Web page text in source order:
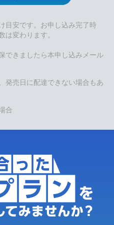
目安です。お申し込み完了時
は変わります。
できましたら本申し込みメール
発売日に配達できない場合もあ
合